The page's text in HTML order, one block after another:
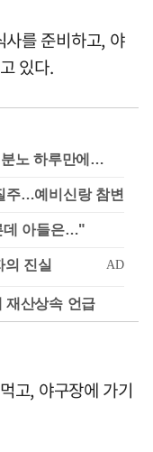
사를 준비하고, 야
있다.
노 하루만에…
주…예비신랑 참변
데 아들은…"
산상속 언급
고, 야구장에 가기